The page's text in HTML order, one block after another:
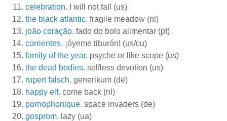
celebration. I will not fall (us)
the black atlantic. fragile meadow (nl)
joão coração. fado do bolo alimentar (pt)
corrientes. ¡óyeme tiburón! (us/cu)
family of the year. psyche or like scope (us)
the dead bodies. selfless devotion (us)
rupert falsch. generikum (de)
happy elf. come back (nl)
pornophonique. space invaders (de)
gosprom. lazy (ua)